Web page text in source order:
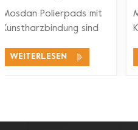
Torten
Mosdan Polierpads mit
Kunstharzbindung sind
Bodenpoliermaschinen
WEITERLESEN